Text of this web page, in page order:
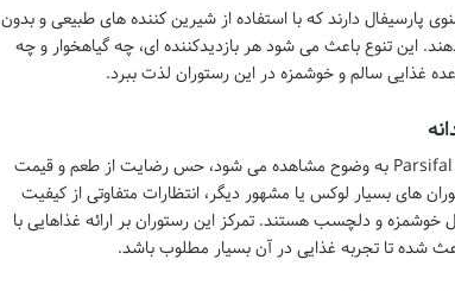
پارسیفال دارند که با استفاده از شیرین کننده های طبیعی و بدون
این تنوع باعث می شود هر بازدیدکننده ای، چه گیاهخوار و چه
غذایی سالم و خوشمزه در این رستوران لذت ببرد.
یکی از نکاتی که در تجربه بازدیدکنندگان از رستوران پارسیفال Parsifal به وضوح مشاهده می شود، حس رضایت از طعم و قیمت
های بسیار لوکس یا مشهور دیگر، انتظارات متفاوتی از کیفیت
و دلچسب هستند. تمرکز این رستوران بر ارائه غذاهایی با
شده تا تجربه غذایی در آن بسیار مطلوب باشد.